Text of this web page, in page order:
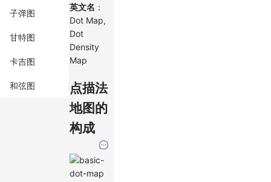
子弹图
甘特图
卡吉图
和弦图
英文名 ：
Dot Map,
Dot
Density
Map
点描法
地图的
构成